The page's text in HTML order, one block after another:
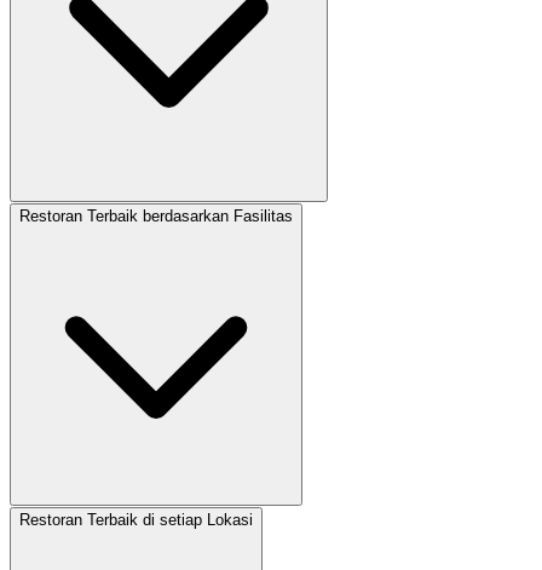
Restoran Terbaik berdasarkan Fasilitas
Restoran Terbaik di setiap Lokasi